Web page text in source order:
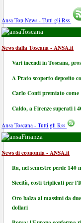
Ansa Top News - Tutti gli Rss
Toscana
News dalla Toscana - ANSA.it
Vari incendi in Toscana,
A Prato scoperto deposito
Carlo Conti premiato
Caldo, a Firenze superati i
Ansa Toscana - Tutti gli Rss
Finanza
News di economia - ANSA.it
Ita, nel semestre perde 140
Siccità, costi triplicati per
Oro balza ai massimi da
dollari